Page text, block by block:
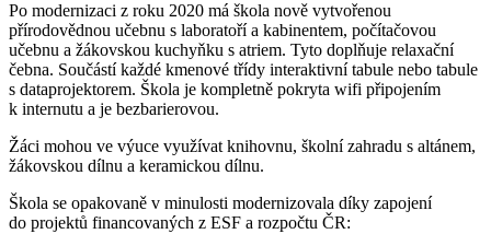
Po modernizaci z roku 2020 má škola nově vytvořenou
přírodovědnou učebnu s laboratoří a kabinentem, počítačovou
učebnu a žákovskou kuchyňku s atriem. Tyto doplňuje relaxační
čebna. Součástí každé kmenové třídy interaktivní tabule nebo tabule
s dataprojektorem. Škola je kompletně pokryta wifi připojením
k internutu a je bezbarierovou.
Žáci mohou ve výuce využívat knihovnu, školní zahradu s altánem,
žákovskou dílnu a keramickou dílnu.
Škola se opakovaně v minulosti modernizovala díky zapojení
do projektů financovaných z ESF a rozpočtu ČR: